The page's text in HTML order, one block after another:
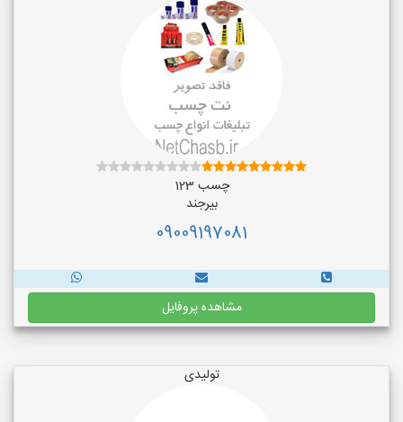
چسب 123
بیرجند
09009197081
مشاهده پروفایل
تولیدی